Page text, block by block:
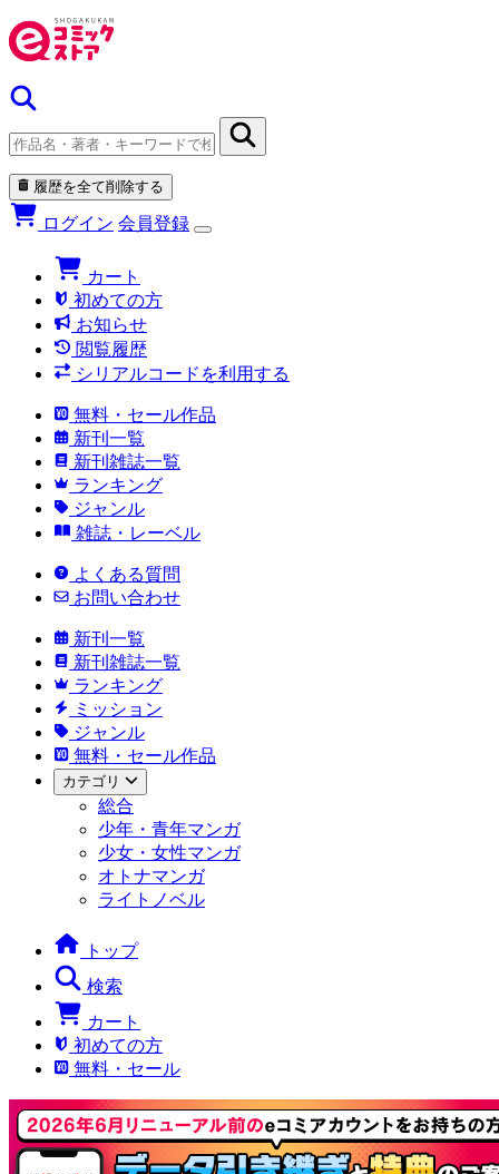
履歴を全て削除する
ログイン 会員登録
カート
初めての方
お知らせ
閲覧履歴
シリアルコードを利用する
無料・セール作品
新刊一覧
新刊雑誌一覧
ランキング
ジャンル
雑誌・レーベル
よくある質問
お問い合わせ
新刊一覧
新刊雑誌一覧
ランキング
ミッション
ジャンル
無料・セール作品
カテゴリ
総合
少年・青年マンガ
少女・女性マンガ
オトナマンガ
ライトノベル
トップ
検索
カート
初めての方
無料・セール